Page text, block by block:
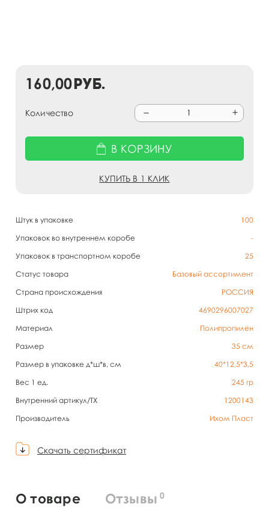
Штук в упаковке
100
Упаковок во внутреннем коробе
-
Упаковок в транспортном коробе
25
Статус товара
Базовый ассортимент
Страна происхождения
РОССИЯ
Штрих код
4690296007027
Материал
Полипропилен
Размер
35 см
Размер в упаковке д*ш*в, см
40*12,5*3,5
Вес 1 ед.
245 гр
Внутренний артикул/TX
1200143
Производитель
Ихом Пласт
Скачать сертификат
160,00руб.
Количество
В КОРЗИНУ
КУПИТЬ В 1 КЛИК
О товаре Отзывы 0